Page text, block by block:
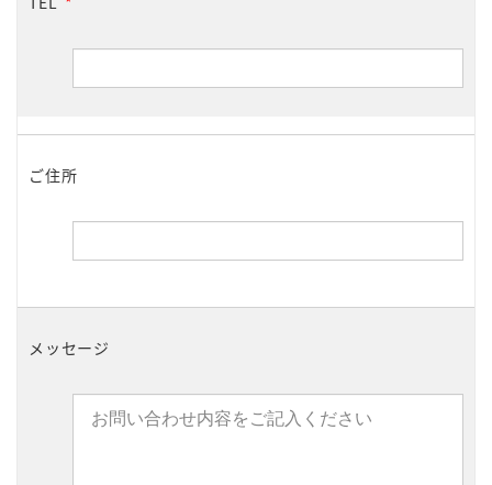
ご住所
メッセージ